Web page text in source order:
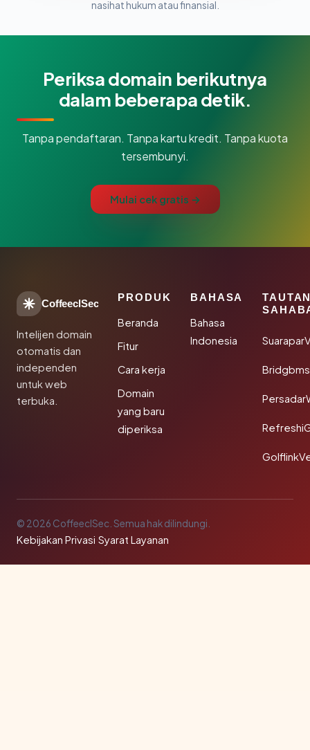
nasihat hukum atau finansial.
Periksa domain berikutnya
dalam beberapa detik.
Tanpa pendaftaran. Tanpa kartu kredit. Tanpa kuota
tersembunyi.
Mulai cek gratis →
CoffeeclSec
Intelijen domain
otomatis dan
independen
untuk web
terbuka.
PRODUK
Beranda
Fitur
Cara kerja
Domain
yang baru
diperiksa
BAHASA
Bahasa
Indonesia
© 2026 CoffeeclSec. Semua hak dilindungi.
Kebijakan Privasi·Syarat Layanan